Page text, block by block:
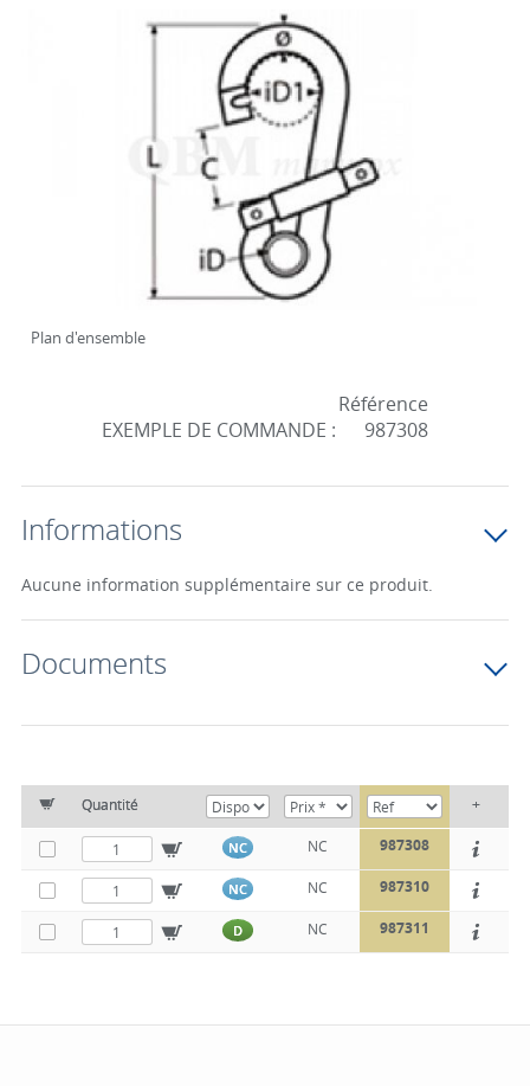
Plan d'ensemble
EXEMPLE DE COMMANDE :
Référence
987308
Informations
Aucune information supplémentaire sur ce produit.
Documents
Quantité +
NC NC 987308
NC NC 987310
D NC 987311